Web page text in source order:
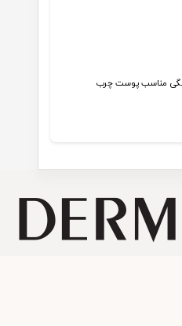
مناسب پوست چرب